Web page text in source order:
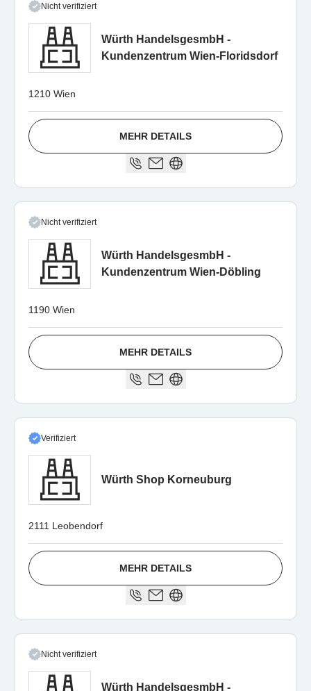
Nicht verifiziert
Würth HandelsgesmbH -
Kundenzentrum Wien-Floridsdorf
1210 Wien
MEHR DETAILS
Nicht verifiziert
Würth HandelsgesmbH -
Kundenzentrum Wien-Döbling
1190 Wien
MEHR DETAILS
Verifiziert
Würth Shop Korneuburg
2111 Leobendorf
MEHR DETAILS
Nicht verifiziert
Würth HandelsgesmbH -